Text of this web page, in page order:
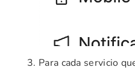
Para cada servicio